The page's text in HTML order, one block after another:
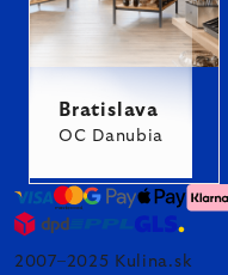
Bratislava
OC Danubia
2007–2025 Kulina.sk